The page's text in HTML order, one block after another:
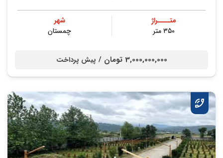
متــــراژ
۳۵۰ متر
شهر
چمستان
3,000,000,000 تومان / پیش پرداخت